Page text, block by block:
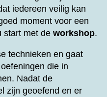
iedereen veilig kan
moment voor een
start met de workshop.
technieken en gaat
die in
Nadat de
zijn geoefend en er